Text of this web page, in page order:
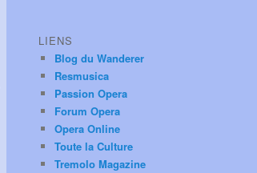
LIENS
Blog du Wanderer
Resmusica
Passion Opera
Forum Opera
Opera Online
Toute la Culture
Tremolo Magazine